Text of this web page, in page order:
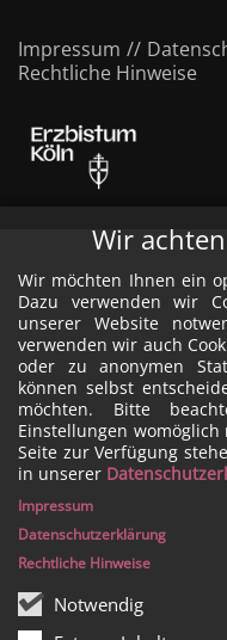
Wir
Wir möchten Ihnen ein
Dazu verwenden wir
unserer Website
verwenden wir auch
oder zu anonymen
können selbst
möchten. Bitte
Einstellungen
Seite zur Verfügung
in unserer
Notwendig
Impressum
Datenschutzerklärung
Rechtliche Hinweise
Impressum
Rechtliche Hinweise